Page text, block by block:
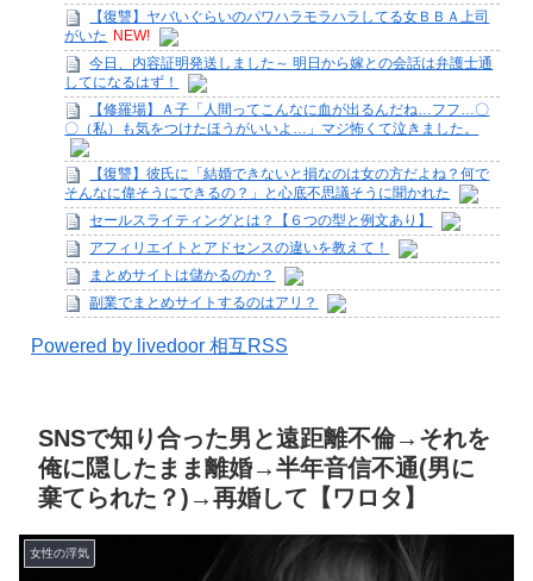
【復讐】ヤバいぐらいのパワハラモラハラしてる女ＢＢＡ上司
がいた NEW!
今日、内容証明発送しました～ 明日から嫁との会話は弁護士通
してになるはず！
【修羅場】Ａ子「人間ってこんなに血が出るんだね…フフ…〇
〇（私）も気をつけたほうがいいよ…」マジ怖くて泣きました。
【復讐】彼氏に「結婚できないと損なのは女の方だよね？何で
そんなに偉そうにできるの？」と心底不思議そうに聞かれた
セールスライティングとは？【６つの型と例文あり】
アフィリエイトとアドセンスの違いを教えて！
まとめサイトは儲かるのか？
副業でまとめサイトするのはアリ？
Powered by livedoor 相互RSS
SNSで知り合った男と遠距離不倫→それを
俺に隠したまま離婚→半年音信不通(男に
棄てられた？)→再婚して【ワロタ】
女性の浮気